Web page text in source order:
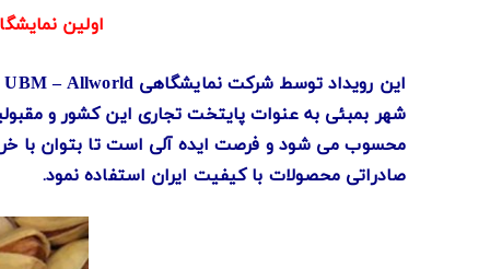
اولین
این رویداد توسط شرکت نمایشگاهی
UBM–Allworld
شهر بمبئی به عنوات پایتخت تجاری این کشور و
محسوب می شود و فرصت ایده آلی است تا بتوان با
صادراتی محصولات با کیفیت ایران استفاده نمود.